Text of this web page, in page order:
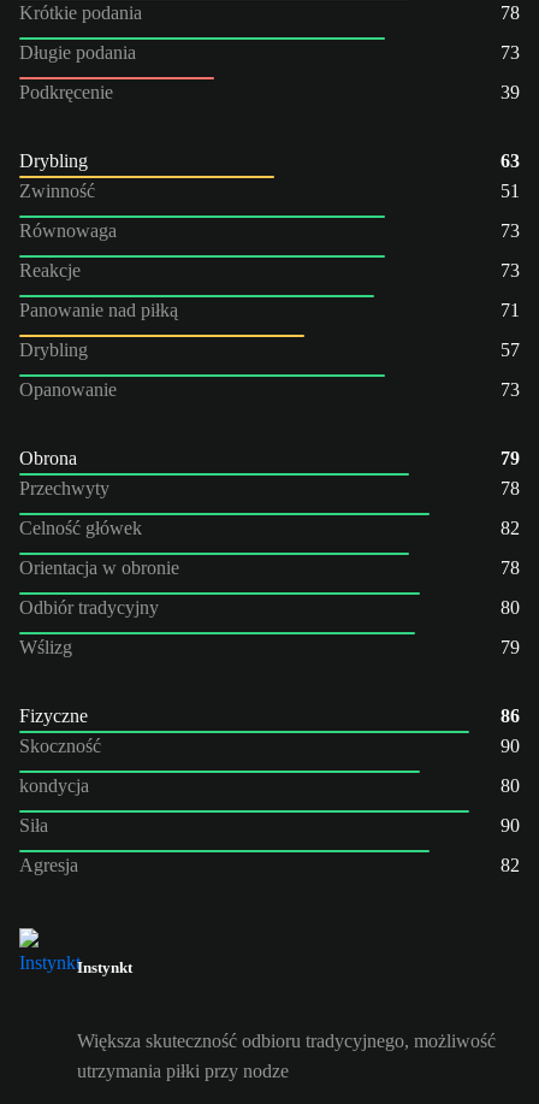
Krótkie podania
78
Długie podania
73
Podkręcenie
39
Drybling
63
Zwinność
51
Równowaga
73
Reakcje
73
Panowanie nad piłką
71
Drybling
57
Opanowanie
73
Obrona
79
Przechwyty
78
Celność główek
82
Orientacja w obronie
78
Odbiór tradycyjny
80
Wślizg
79
Fizyczne
86
Skoczność
90
kondycja
80
Siła
90
Agresja
82
Instynkt
Większa skuteczność odbioru tradycyjnego, możliwość
utrzymania piłki przy nodze